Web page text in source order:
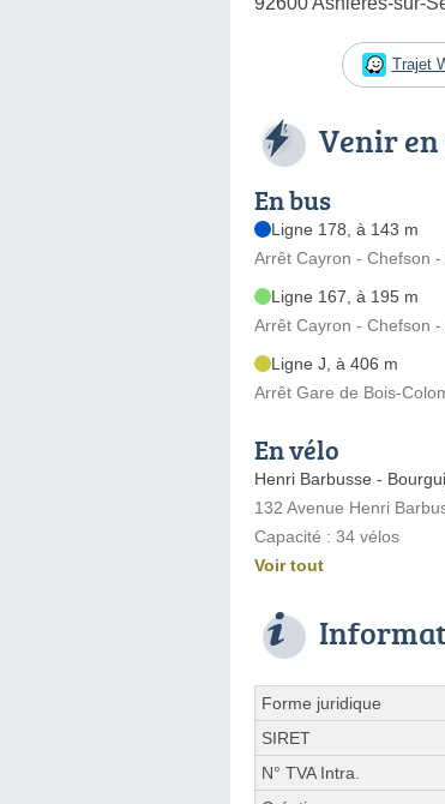
Trajet
Venir
En bus
Ligne 178, à 143 m
Arrêt Cayron - Chefson
Ligne 167, à 195 m
Arrêt Cayron - Chefson
Ligne J, à 406 m
Arrêt Gare de Bois-
En vélo
Henri Barbusse -
132 Avenue Henri
Capacité : 34 vélos
Voir tout
Forme juridique
SIRET
N° TVA Intra.